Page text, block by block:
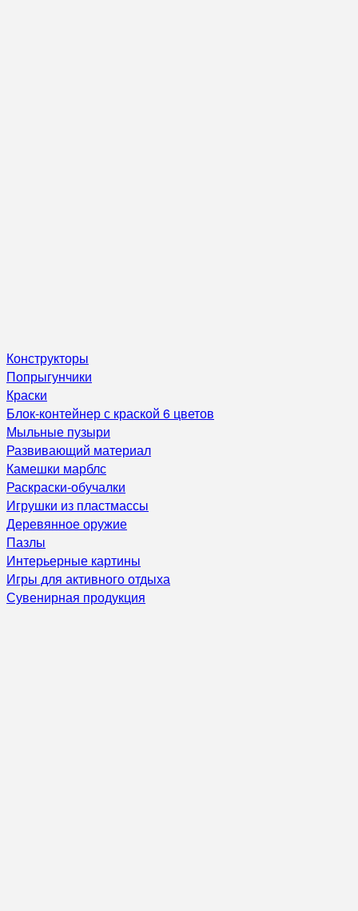
Конструкторы
Попрыгунчики
Краски
Блок-контейнер с краской 6 цветов
Мыльные пузыри
Развивающий материал
Камешки марблс
Раскраски-обучалки
Игрушки из пластмассы
Деревянное оружие
Пазлы
Интерьерные картины
Игры для активного отдыха
Сувенирная продукция